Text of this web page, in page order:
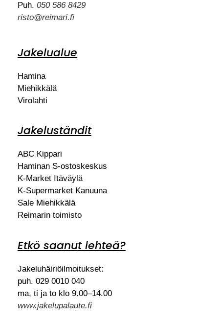
Puh. 050 586 8429
risto@reimari.fi
Jakelualue
Hamina
Miehikkälä
Virolahti
Jakeluständit
ABC Kippari
Haminan S-ostoskeskus
K-Market Itäväylä
K-Supermarket Kanuuna
Sale Miehikkälä
Reimarin toimisto
Etkö saanut lehteä?
Jakeluhäiriöilmoitukset:
puh. 029 0010 040
ma, ti ja to klo 9.00–14.00
www.jakelupalaute.fi